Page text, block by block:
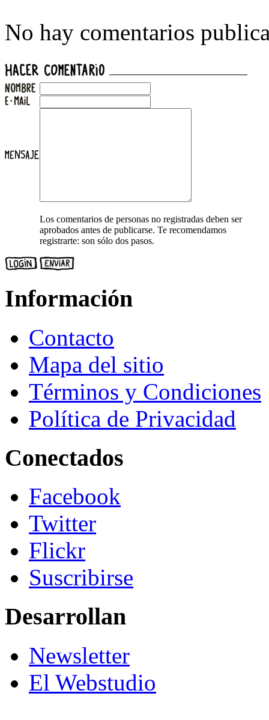
No hay comentarios
Los comentarios de personas no registradas deben ser
aprobados antes de publicarse. Te recomendamos
registrarte: son sólo dos pasos.
Información
Contacto
Mapa del sitio
Términos y Condiciones
Política de Privacidad
Conectados
Facebook
Twitter
Flickr
Suscribirse
Desarrollan
Newsletter
El Webstudio